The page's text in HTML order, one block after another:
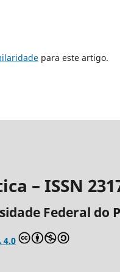
para este artigo.
– ISSN
Federal do
4.0